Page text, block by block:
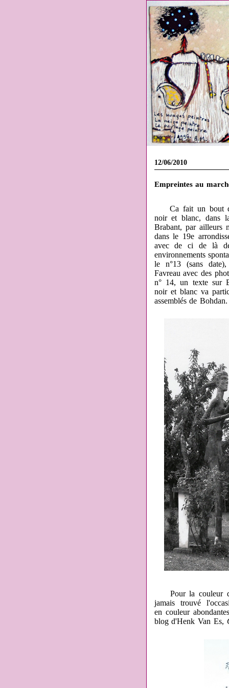
12/06/2010
Empreintes au
Ca fait un bout
noir et blanc, dans
Brabant, par ailleurs
dans le 19e
avec de ci de là
environnements
le n°13 (sans date),
Favreau avec des
n° 14, un texte sur
noir et blanc va
assemblés de Bohdan.
Pour la couleur
jamais trouvé
en couleur
blog d'Henk Van Es,